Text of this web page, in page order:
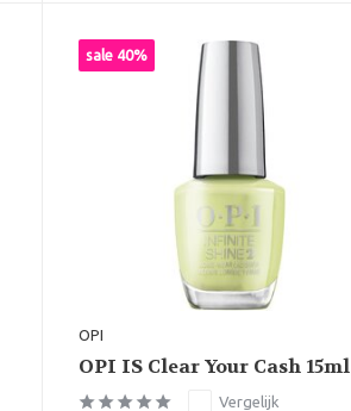
sale 40%
OPI
OPI IS Clear Your Cash 15ml
Vergelijk